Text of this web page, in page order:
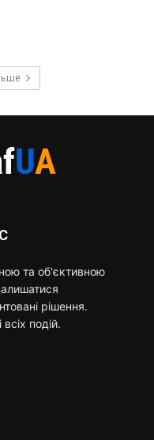
та об'єктивною
рішення.
подій.